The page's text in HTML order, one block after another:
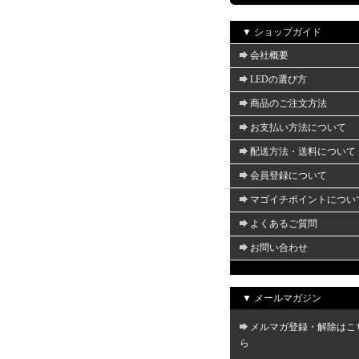
▼ ショップガイド
会社概要
LEDの選び方
商品のご注文方法
お支払い方法について
配送方法・送料について
会員登録について
マゴイチポイントについ
よくあるご質問
お問い合わせ
▼ メールマガジン
メルマガ登録・解除はこ
ら